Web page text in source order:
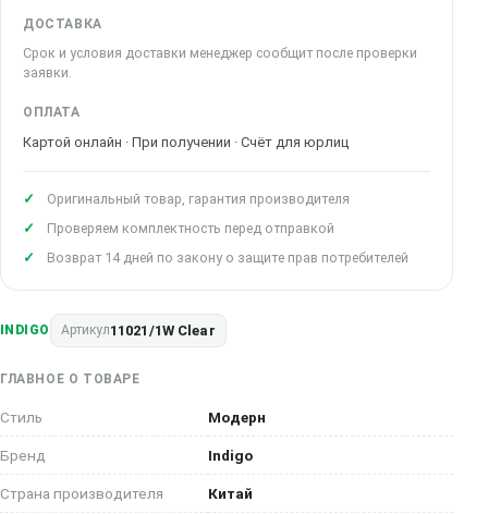
INDIGO Артикул11021/1W Clear
ГЛАВНОЕ О ТОВАРЕ
Стиль Модерн
Бренд Indigo
Страна производителя Китай
ДОСТАВКА
Срок и условия доставки менеджер сообщит после проверки
заявки.
ОПЛАТА
Картой онлайн · При получении · Счёт для юрлиц
Оригинальный товар, гарантия производителя
Проверяем комплектность перед отправкой
Возврат 14 дней по закону о защите прав потребителей